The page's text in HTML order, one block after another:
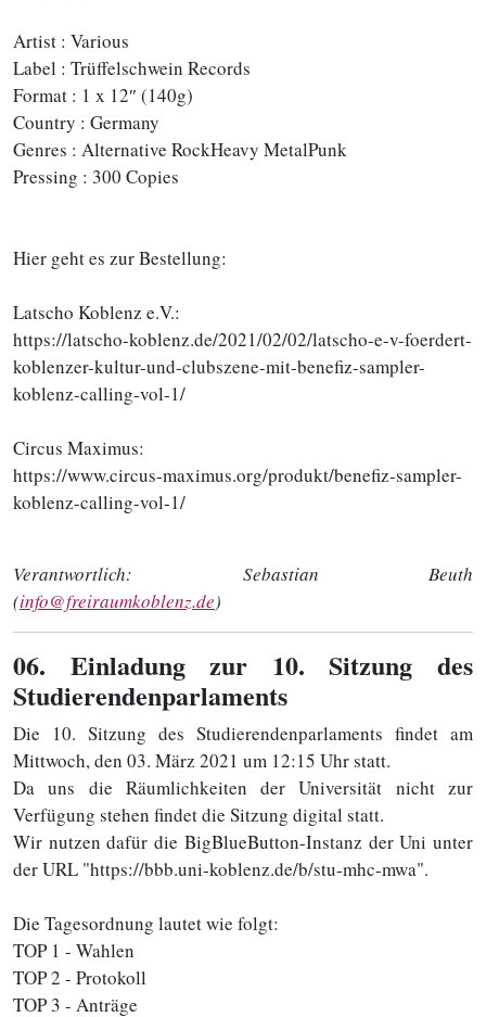
Artist : Various
Label : Trüffelschwein Records
Format : 1 x 12″ (140g)
Country : Germany
Genres : Alternative RockHeavy MetalPunk
Pressing : 300 Copies
Hier geht es zur Bestellung:
Latscho Koblenz e.V.:
https://latscho-koblenz.de/2021/02/02/latscho-e-v-foerdert-
koblenzer-kultur-und-clubszene-mit-benefiz-sampler-
koblenz-calling-vol-1/
Circus Maximus:
https://www.circus-maximus.org/produkt/benefiz-sampler-
koblenz-calling-vol-1/
Verantwortlich: Sebastian Beuth
(info@freiraumkoblenz.de)
06. Einladung zur 10. Sitzung des
Studierendenparlaments
Die 10. Sitzung des Studierendenparlaments findet am
Mittwoch, den 03. März 2021 um 12:15 Uhr statt.
Da uns die Räumlichkeiten der Universität nicht zur
Verfügung stehen findet die Sitzung digital statt.
Wir nutzen dafür die BigBlueButton-Instanz der Uni unter
der URL "https://bbb.uni-koblenz.de/b/stu-mhc-mwa".
Die Tagesordnung lautet wie folgt:
TOP 1 - Wahlen
TOP 2 - Protokoll
TOP 3 - Anträge